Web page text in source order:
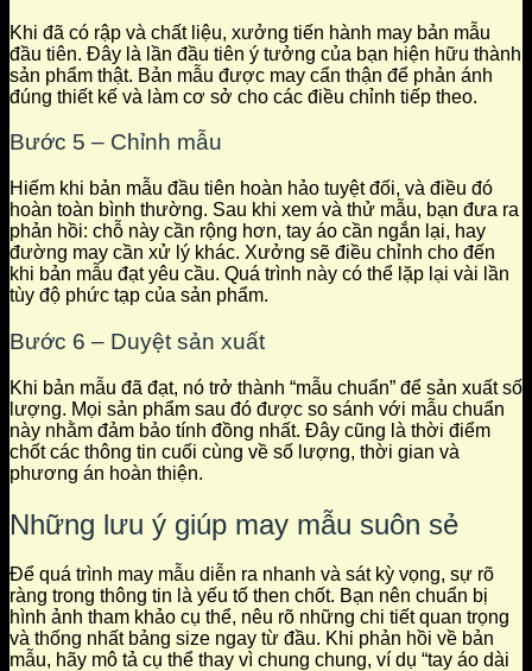
Khi đã có rập và chất liệu, xưởng tiến hành may bản mẫu
đầu tiên. Đây là lần đầu tiên ý tưởng của bạn hiện hữu thành
sản phẩm thật. Bản mẫu được may cẩn thận để phản ánh
đúng thiết kế và làm cơ sở cho các điều chỉnh tiếp theo.
Bước 5 – Chỉnh mẫu
Hiếm khi bản mẫu đầu tiên hoàn hảo tuyệt đối, và điều đó
hoàn toàn bình thường. Sau khi xem và thử mẫu, bạn đưa ra
phản hồi: chỗ này cần rộng hơn, tay áo cần ngắn lại, hay
đường may cần xử lý khác. Xưởng sẽ điều chỉnh cho đến
khi bản mẫu đạt yêu cầu. Quá trình này có thể lặp lại vài lần
tùy độ phức tạp của sản phẩm.
Bước 6 – Duyệt sản xuất
Khi bản mẫu đã đạt, nó trở thành “mẫu chuẩn” để sản xuất số
lượng. Mọi sản phẩm sau đó được so sánh với mẫu chuẩn
này nhằm đảm bảo tính đồng nhất. Đây cũng là thời điểm
chốt các thông tin cuối cùng về số lượng, thời gian và
phương án hoàn thiện.
Những lưu ý giúp may mẫu suôn sẻ
Để quá trình may mẫu diễn ra nhanh và sát kỳ vọng, sự rõ
ràng trong thông tin là yếu tố then chốt. Bạn nên chuẩn bị
hình ảnh tham khảo cụ thể, nêu rõ những chi tiết quan trọng
và thống nhất bảng size ngay từ đầu. Khi phản hồi về bản
mẫu, hãy mô tả cụ thể thay vì chung chung, ví dụ “tay áo dài